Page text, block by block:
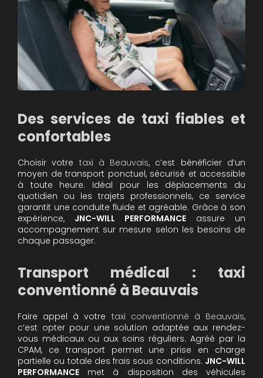
Des services de taxi fiables et
confortables
Choisir votre taxi à Beauvais, c’est bénéficier d’un
moyen de transport ponctuel, sécurisé et accessible
à toute heure. Idéal pour les déplacements du
quotidien ou les trajets professionnels, ce service
garantit une conduite fluide et agréable. Grâce à son
expérience, JNC-WILL PERFORMANCE assure un
accompagnement sur mesure selon les besoins de
chaque passager.
Transport médical : taxi
conventionné à Beauvais
Faire appel à votre taxi conventionné à Beauvais,
c’est opter pour une solution adaptée aux rendez-
vous médicaux ou aux soins réguliers. Agréé par la
CPAM, ce transport permet une prise en charge
partielle ou totale des frais sous conditions. JNC-WILL
PERFORMANCE met à disposition des véhicules